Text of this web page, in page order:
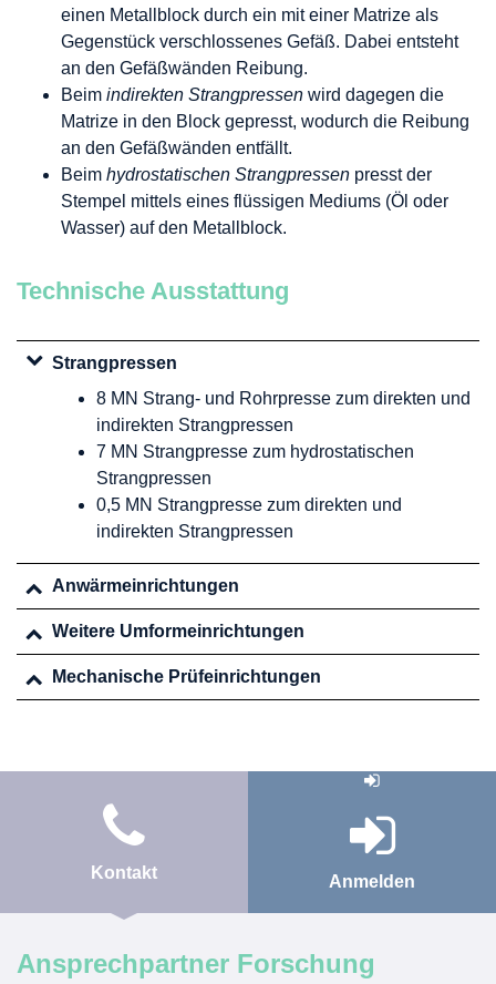
einen Metallblock durch ein mit einer Matrize als
Gegenstück verschlossenes Gefäß. Dabei entsteht
an den Gefäßwänden Reibung.
Beim indirekten Strangpressen wird dagegen die
Matrize in den Block gepresst, wodurch die Reibung
an den Gefäßwänden entfällt.
Beim hydrostatischen Strangpressen presst der
Stempel mittels eines flüssigen Mediums (Öl oder
Wasser) auf den Metallblock.
Technische Ausstattung
Strangpressen
8 MN Strang- und Rohrpresse zum direkten und
indirekten Strangpressen
7 MN Strangpresse zum hydrostatischen
Strangpressen
0,5 MN Strangpresse zum direkten und
indirekten Strangpressen
Anwärmeinrichtungen
Weitere Umformeinrichtungen
Mechanische Prüfeinrichtungen
Kontakt Anmelden
Ansprechpartner Forschung